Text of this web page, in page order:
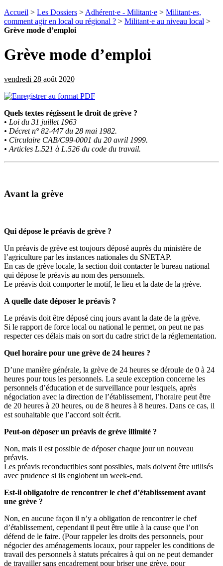
Accueil > Les Dossiers > Adhérent·e - Militant·e > Militant·es,
comment agir en local ou régional ? > Militant·e au niveau local >
Grève mode d’emploi
Grève mode d’emploi
vendredi 28 août 2020
Quels textes régissent le droit de grève ?
• Loi du 31 juillet 1963
• Décret n° 82-447 du 28 mai 1982.
• Circulaire CAB/C99-0001 du 20 avril 1999.
• Articles L.521 à L.526 du code du travail.
Avant la grève
Qui dépose le préavis de grève ?
Un préavis de grève est toujours déposé auprès du ministère de
l’agriculture par les instances nationales du SNETAP.
En cas de grève locale, la section doit contacter le bureau national
qui dépose le préavis au nom des personnels.
Le préavis doit comporter le motif, le lieu et la date de la grève.
A quelle date déposer le préavis ?
Le préavis doit être déposé cinq jours avant la date de la grève.
Si le rapport de force local ou national le permet, on peut ne pas
respecter ces délais mais on sort du cadre strict de la réglementation.
Quel horaire pour une grève de 24 heures ?
D’une manière générale, la grève de 24 heures se déroule de 0 à 24
heures pour tous les personnels. La seule exception concerne les
personnels d’éducation et de surveillance pour lesquels, après
négociation avec la direction de l’établissement, l’horaire peut être
de 20 heures à 20 heures, ou de 8 heures à 8 heures. Dans ce cas, il
est souhaitable que l’accord soit écrit.
Peut-on déposer un préavis de grève illimité ?
Non, mais il est possible de déposer chaque jour un nouveau
préavis.
Les préavis reconductibles sont possibles, mais doivent être utilisés
avec prudence si ils englobent un week-end.
Est-il obligatoire de rencontrer le chef d’établissement avant
une grève ?
Non, en aucune façon il n’y a obligation de rencontrer le chef
d’établissement, cependant il peut être utile à la cause que l’on
défend de le faire. (Pour rappeler les droits des personnels, pour
négocier des aménagements locaux, pour rappeler les conditions de
travail des personnels à statuts précaires à qui on ne peut demander
de travailler sans encadrement pour briser une grève, pour